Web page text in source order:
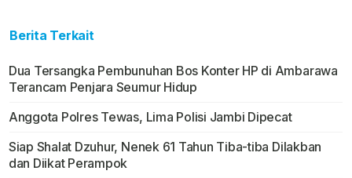
Berita Terkait
Dua Tersangka Pembunuhan Bos Konter HP di Ambarawa
Terancam Penjara Seumur Hidup
Anggota Polres Tewas, Lima Polisi Jambi Dipecat
Siap Shalat Dzuhur, Nenek 61 Tahun Tiba-tiba Dilakban
dan Diikat Perampok